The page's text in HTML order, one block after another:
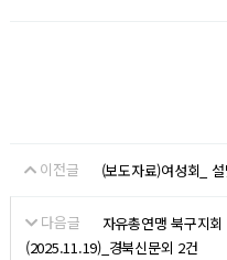
이전글 (보도자료)여성회_
다음글
자유총연맹 북구지
(2025.11.19)_경북신문외 2건